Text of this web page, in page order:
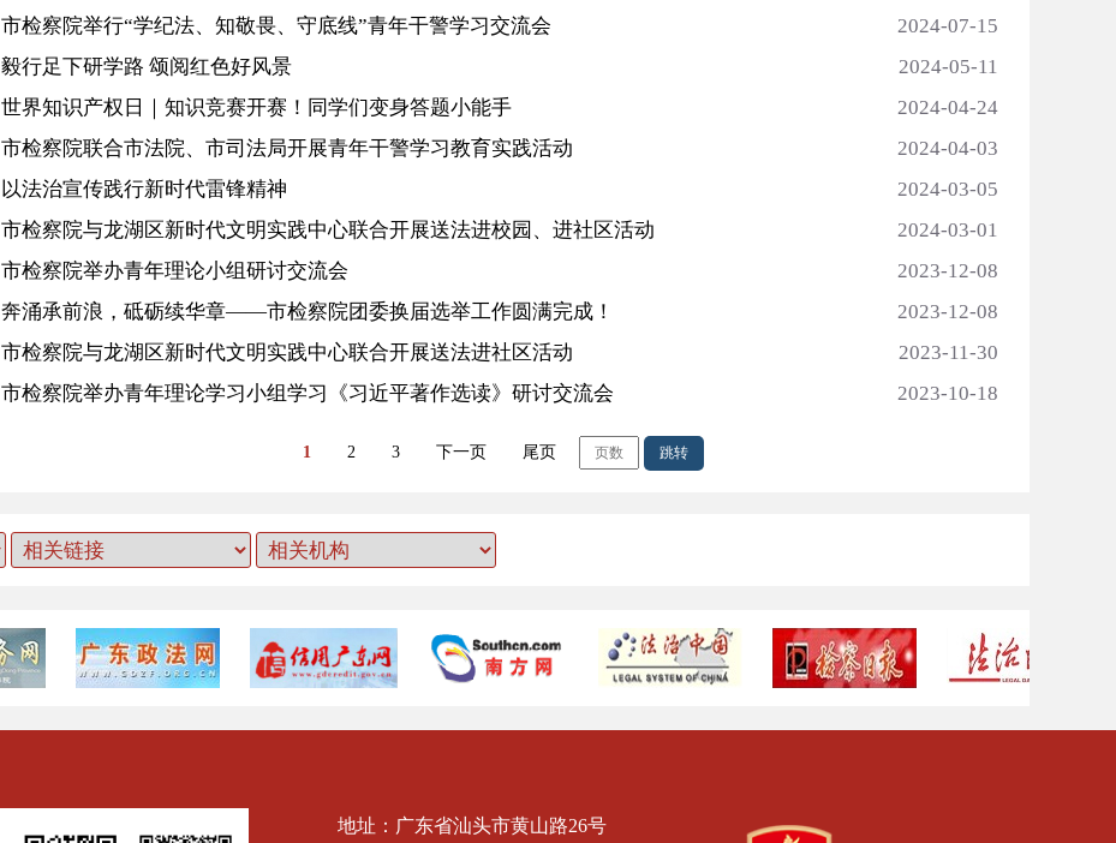
市检察院举行“学纪法、知敬畏、守底线”青年干警学习交流会
2024-07-15
毅行足下研学路 颂阅红色好风景
2024-05-11
世界知识产权日｜知识竞赛开赛！同学们变身答题小能手
2024-04-24
市检察院联合市法院、市司法局开展青年干警学习教育实践活动
2024-04-03
以法治宣传践行新时代雷锋精神
2024-03-05
市检察院与龙湖区新时代文明实践中心联合开展送法进校园、进社区活动
2024-03-01
市检察院举办青年理论小组研讨交流会
2023-12-08
奔涌承前浪，砥砺续华章——市检察院团委换届选举工作圆满完成！
2023-12-08
市检察院与龙湖区新时代文明实践中心联合开展送法进社区活动
2023-11-30
市检察院举办青年理论学习小组学习《习近平著作选读》研讨交流会
2023-10-18
1 2 3 下一页 尾页 跳转
地址：广东省汕头市黄山路26号